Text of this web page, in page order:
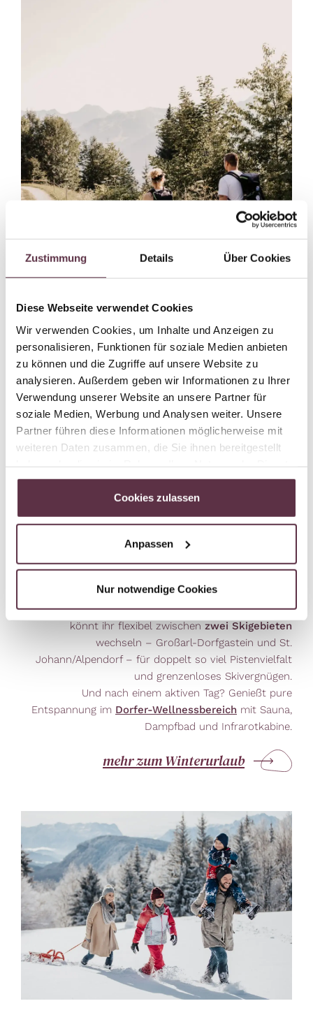
Zustimmung Details Über Cookies
Diese Webseite verwendet Cookies
Wir verwenden Cookies, um Inhalte und Anzeigen zu
personalisieren, Funktionen für soziale Medien anbieten
zu können und die Zugriffe auf unsere Website zu
analysieren. Außerdem geben wir Informationen zu Ihrer
Verwendung unserer Website an unsere Partner für
soziale Medien, Werbung und Analysen weiter. Unsere
Partner führen diese Informationen möglicherweise mit
weiteren Daten zusammen, die Sie ihnen bereitgestellt
gesammelt haben.
Cookies zulassen
Anpassen
Nur notwendige Cookies
Winter Outdoor
Erkundet die verschneite Landschaft des
Erlebt den Winter in seiner besten Form im Hotel
Dorfer: Ob Skifahren auf den Pisten von Ski amadé,
Winterabenteuer wartet!
Ein besonderesHighlight: Mit nureinem Skipass
könnt ihr flexibel zwischen zwei Skigebieten
wechseln – Großarl-Dorfgastein und St.
Johann/Alpendorf – für doppelt so viel Pistenvielfalt
und grenzenloses Skivergnügen.
Und nach einem aktiven Tag? Genießt pure
Entspannung im Dorfer-Wellnessbereich mit Sauna,
Dampfbad und Infrarotkabine.
mehr zum Winterurlaub